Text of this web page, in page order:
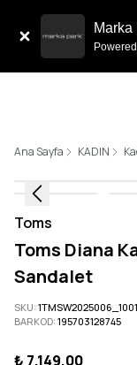
Marka
Ana Sayfa KADIN
Toms
Toms Diana
Sandalet
SKU:
BARKOD:195703128745
₺ 7.149,00